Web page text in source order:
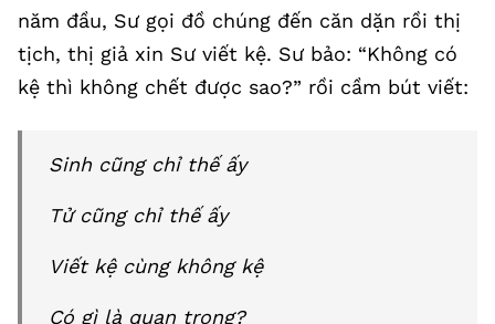
năm đầu, Sư gọi đồ chúng đến căn dặn rồi thị
tịch, thị giả xin Sư viết kệ. Sư bảo: “Không có
kệ thì không chết được sao?” rồi cầm bút viết:
Sinh cũng chỉ thế ấy
Tử cũng chỉ thế ấy
Viết kệ cùng không kệ
Có gì là quan trọng?